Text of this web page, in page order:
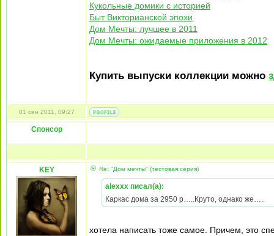
Кукольные домики с историей
Быт Викторианской эпохи
Дом Мечты: лучшее в 2011
Дом Мечты: ожидаемые приложения в 2012
Купить выпуски коллекции можно
01 сен 2011, 09:27
Спонсор
KEY Re: "Дом мечты" (тестовая серия)
alexxx писал(а):
Каркас дома за 2950 р…..Круто, однако же…..
хотела написать тоже самое. Причем, это